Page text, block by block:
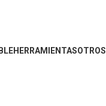
HERRAMIENTASOTROS